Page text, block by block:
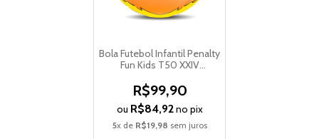
Bola Futebol Infantil Penalty
Fun Kids T50 XXIV
R$99,90
ou R$84,92no pix
5x de R$19,98 sem juros